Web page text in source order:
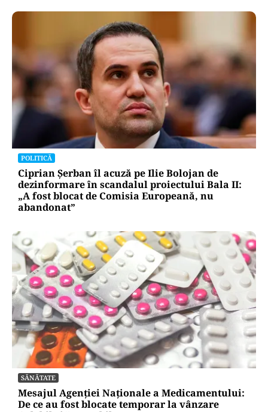
POLITICĂ
Ciprian Șerban îl acuză pe Ilie Bolojan de
dezinformare în scandalul proiectului Bala II:
„A fost blocat de Comisia Europeană, nu
abandonat”
SĂNĂTATE
Mesajul Agenției Naționale a Medicamentului:
De ce au fost blocate temporar la vânzare